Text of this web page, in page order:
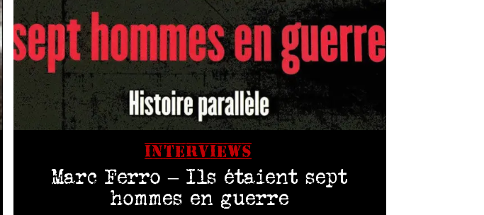
INTERVIEWS
Marc Ferro – Ils étaient sept
hommes en guerre